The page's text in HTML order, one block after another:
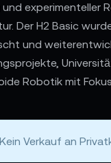
experimenteller
Der H2 Basic
und
Robotik mit
Verkauf an